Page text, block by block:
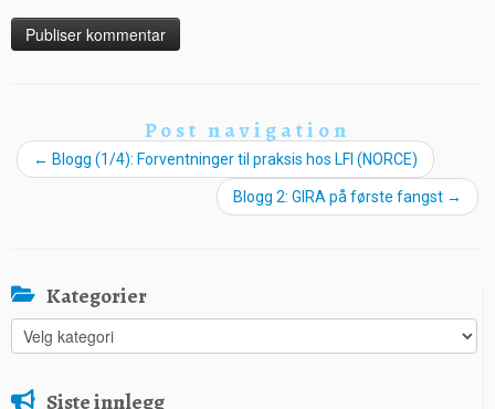
Post navigation
← Blogg (1/4): Forventninger til praksis hos LFI (NORCE)
Blogg 2: GIRA på første fangst →
Kategorier
Kategorier
Siste innlegg